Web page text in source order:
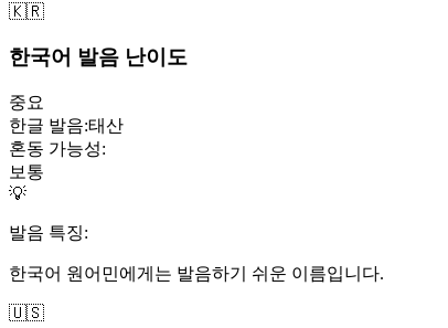
🇰🇷
한국어 발음 난이도
중요
한글 발음:태산
혼동 가능성:
보통
💡
발음 특징:
한국어 원어민에게는 발음하기 쉬운 이름입니다.
🇺🇸